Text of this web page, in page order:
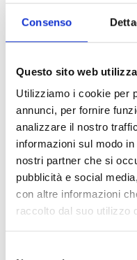
Consenso
Questo sito web
Utilizziamo i cookie per
annunci, per fornire
analizzare il nostro
informazioni sul modo
nostri partner che si
pubblicità e social
con altre informazioni
raccolto dal suo utilizzo
persona trovi spazio nella
come un anno, ci sono
rispettarlo nelle sue
Che cosa
vostra realtà
Alexis?
Attraverso l’esperienza
scontati e uguali nel resto
essere genitori è stato in
confronto con un mondo